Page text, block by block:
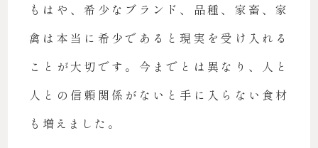
もはや、希少なブランド、品種、家畜、家
禽は本当に希少であると現実を受け入れる
ことが大切です。今までとは異なり、人と
人との信頼関係がないと手に入らない食材
も増えました。